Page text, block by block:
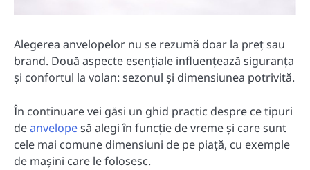
Alegerea anvelopelor nu se rezumă doar la preț sau
brand. Două aspecte esențiale influențează siguranța
și confortul la volan: sezonul și dimensiunea potrivită.
În continuare vei găsi un ghid practic despre ce tipuri
deanvelopesă alegi în funcție de vreme și care sunt
cele mai comune dimensiuni de pe piață, cu exemple
de mașini care le folosesc.